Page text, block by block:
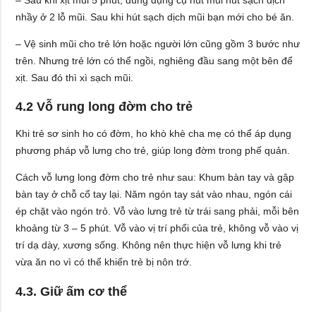
nhầy ở 2 lỗ mũi. Sau khi hút sạch dịch mũi bạn mới cho bé ăn.
– Vệ sinh mũi cho trẻ lớn hoặc người lớn cũng gồm 3 bước như
trên. Nhưng trẻ lớn có thể ngồi, nghiêng đầu sang một bên để
xịt. Sau đó thì xì sạch mũi.
4.2 Vỗ rung long đờm cho trẻ
Khi trẻ sơ sinh ho có đờm, ho khò khè cha mẹ có thể áp dụng
phương pháp vỗ lưng cho trẻ, giúp long đờm trong phế quản.
Cách vỗ lưng long đờm cho trẻ như sau: Khum bàn tay và gập
bàn tay ở chỗ cổ tay lại. Năm ngón tay sát vào nhau, ngón cái
ép chặt vào ngón trỏ. Vỗ vào lưng trẻ từ trái sang phải, mỗi bên
khoảng từ 3 – 5 phút. Vỗ vào vị trí phổi của trẻ, không vỗ vào vị
trí dạ dày, xương sống. Không nên thực hiện vỗ lưng khi trẻ
vừa ăn no vì có thể khiến trẻ bị nôn trớ.
4.3. Giữ ấm cơ thể